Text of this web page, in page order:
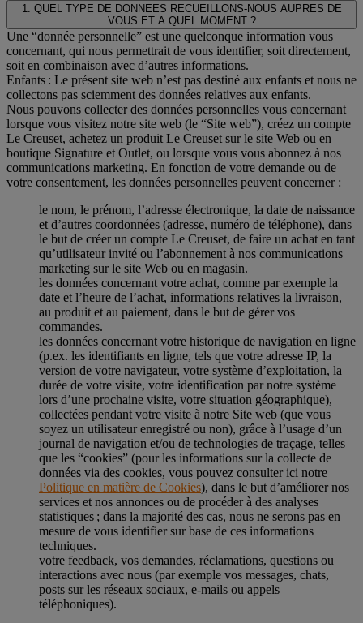
1. QUEL TYPE DE DONNEES RECUEILLONS-NOUS AUPRES DE
VOUS ET A QUEL MOMENT ?
Une “donnée personnelle” est une quelconque information vous
concernant, qui nous permettrait de vous identifier, soit directement,
soit en combinaison avec d’autres informations.
Enfants : Le présent site web n’est pas destiné aux enfants et nous ne
collectons pas sciemment des données relatives aux enfants.
Nous pouvons collecter des données personnelles vous concernant
lorsque vous visitez notre site web (le “Site web”), créez un compte
Le Creuset, achetez un produit Le Creuset sur le site Web ou en
boutique Signature et Outlet, ou lorsque vous vous abonnez à nos
communications marketing. En fonction de votre demande ou de
votre consentement, les données personnelles peuvent concerner :
le nom, le prénom, l’adresse électronique, la date de naissance
et d’autres coordonnées (adresse, numéro de téléphone), dans
le but de créer un compte Le Creuset, de faire un achat en tant
qu’utilisateur invité ou l’abonnement à nos communications
marketing sur le site Web ou en magasin.
les données concernant votre achat, comme par exemple la
date et l’heure de l’achat, informations relatives la livraison,
au produit et au paiement, dans le but de gérer vos
commandes.
les données concernant votre historique de navigation en ligne
(p.ex. les identifiants en ligne, tels que votre adresse IP, la
version de votre navigateur, votre système d’exploitation, la
durée de votre visite, votre identification par notre système
lors d’une prochaine visite, votre situation géographique),
collectées pendant votre visite à notre Site web (que vous
soyez un utilisateur enregistré ou non), grâce à l’usage d’un
journal de navigation et/ou de technologies de traçage, telles
que les “cookies” (pour les informations sur la collecte de
données via des cookies, vous pouvez consulter ici notre
Politique en matière de Cookies), dans le but d’améliorer nos
services et nos annonces ou de procéder à des analyses
statistiques ; dans la majorité des cas, nous ne serons pas en
mesure de vous identifier sur base de ces informations
techniques.
votre feedback, vos demandes, réclamations, questions ou
interactions avec nous (par exemple vos messages, chats,
posts sur les réseaux sociaux, e-mails ou appels
téléphoniques).